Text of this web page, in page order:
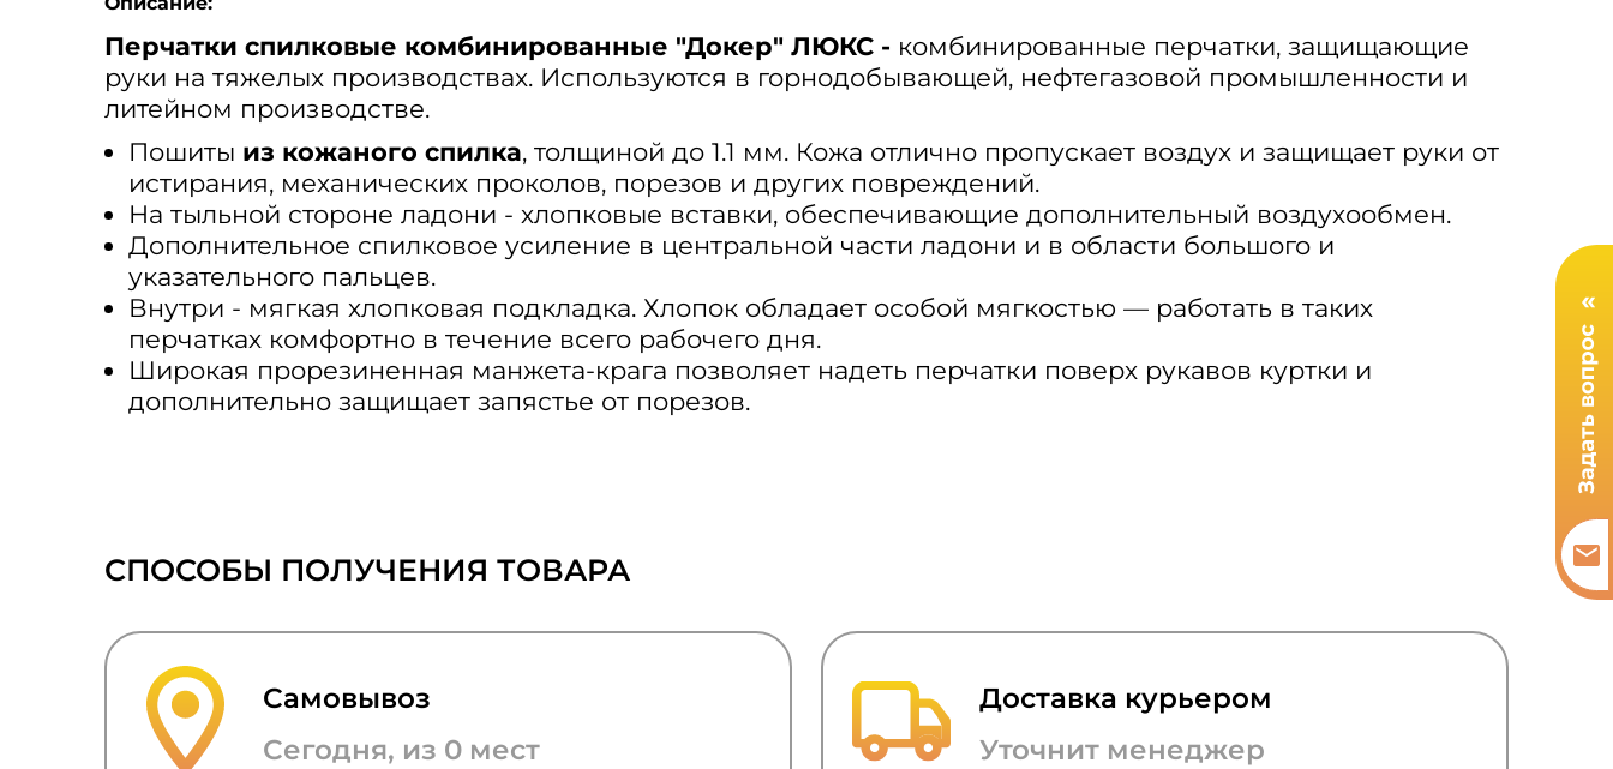
Перчатки спилковые комбинированные "Докер" ЛЮКС - комбинированные перчатки, защищающие
руки на тяжелых производствах. Используются в горнодобывающей, нефтегазовой промышленности и
литейном производстве.
Пошиты из кожаного спилка, толщиной до 1.1 мм. Кожа отлично пропускает воздух и защищает руки от
истирания, механических проколов, порезов и других повреждений.
На тыльной стороне ладони - хлопковые вставки, обеспечивающие дополнительный воздухообмен.
Дополнительное спилковое усиление в центральной части ладони и в области большого и
указательного пальцев.
Внутри - мягкая хлопковая подкладка. Хлопок обладает особой мягкостью — работать в таких
перчатках комфортно в течение всего рабочего дня.
Широкая прорезиненная манжета-крага позволяет надеть перчатки поверх рукавов куртки и
дополнительно защищает запястье от порезов.
СПОСОБЫ ПОЛУЧЕНИЯ ТОВАРА
Самовывоз
Сегодня, из 0 мест
Доставка курьером
Уточнит менеджер